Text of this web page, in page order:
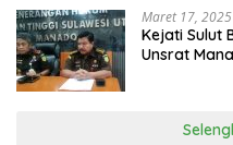
Maret 17, 2025
Kejati Sulut
Unsrat